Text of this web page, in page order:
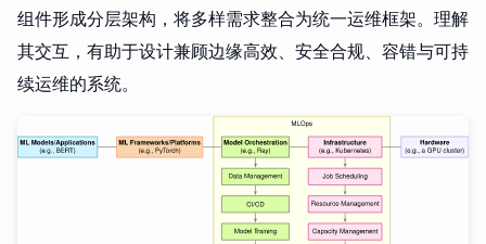
组件形成分层架构，将多样需求整合为统一运维框架。理解
其交互，有助于设计兼顾边缘高效、安全合规、容错与可持
续运维的系统。